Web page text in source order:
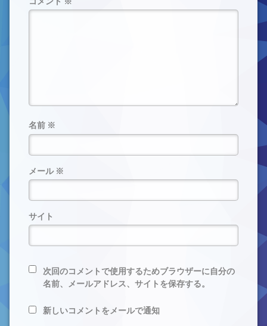
名前 ※
メール ※
サイト
次回のコメントで使用するためブラウザーに自分の
名前、メールアドレス、サイトを保存する。
新しいコメントをメールで通知